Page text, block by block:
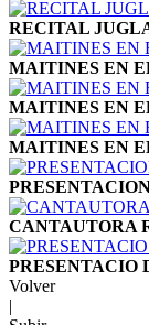
RECITAL
MAITINES EN
MAITINES EN
MAITINES EN
CANTAUTORA
PRESENTACIO
Volver
|